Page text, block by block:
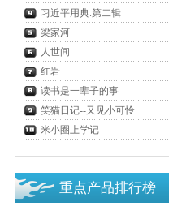
主义思想三十讲
习近平用典.第二辑
梁家河
人世间
红岩
读书是一辈子的事
笑猫日记--又见小可怜
米小圈上学记
重点产品排行榜